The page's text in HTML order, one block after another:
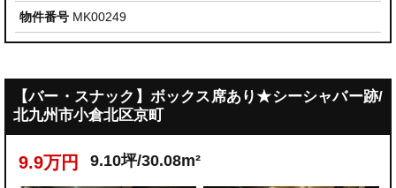
物件番号 MK00249
【バー・スナック】ボックス席あり★シーシャバー跡/
北九州市小倉北区京町
9.9万円 9.10坪/30.08m²